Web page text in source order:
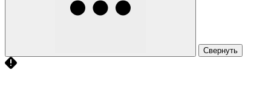
Свернуть